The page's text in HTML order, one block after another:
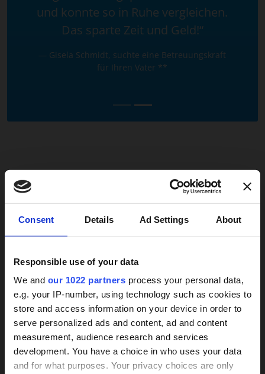
Consent Details Ad Settings About
Responsible use of your data
We and our 1022 partners process your personal data,
e.g. your IP-number, using technology such as cookies to
store and access information on your device in order to
serve personalized ads and content, ad and content
measurement, audience research and services
development. You have a choice in who uses your data
and for what purposes. Your privacy choices are only
und konnte so in Ruhe vergleichen.
Das sparte Zeit und Geld!“
Gisela Schmidt, suchte eine Betreuungskraft
für Ihren Vater **
24 Stunden Pflege
finden
Haus zu ermöglichen, kostet viel Zeit, Kraft und Arbeit.
Die Betreuung ist mit wachsendem Pflegebedarf mit
großen Entbehrungen verbunden. Schließlich ist nicht
nur die Grundpflege zu leisten: Haushalt, medizinische
Versorgung und Mobilisierung bei hohem Pflegegrad
zehren an den Kräften pflegender Familienmitglieder.
Trotz der eigenen Arbeit und Fürsorge, fühlen sie sich
nicht sicher und wünschen sich eine umfangreichere
24h-Betreuungskraft
gesucht?